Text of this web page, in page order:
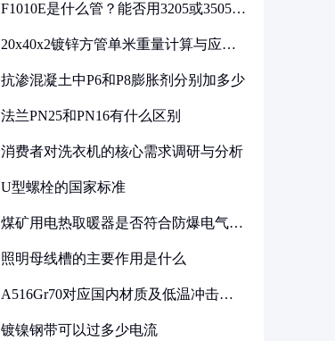
F1010E是什么管？能否用3205或3505代
20x40x2镀锌方管单米重量计算与应用
抗渗混凝土中P6和P8膨胀剂分别加多少
法兰PN25和PN16有什么区别
消费者对洗衣机的核心需求调研与分析
U型螺栓的国家标准
煤矿用电热取暖器是否符合防爆电气设
照明母线槽的主要作用是什么
A516Gr70对应国内材质及低温冲击要
镀镍钢带可以过多少电流